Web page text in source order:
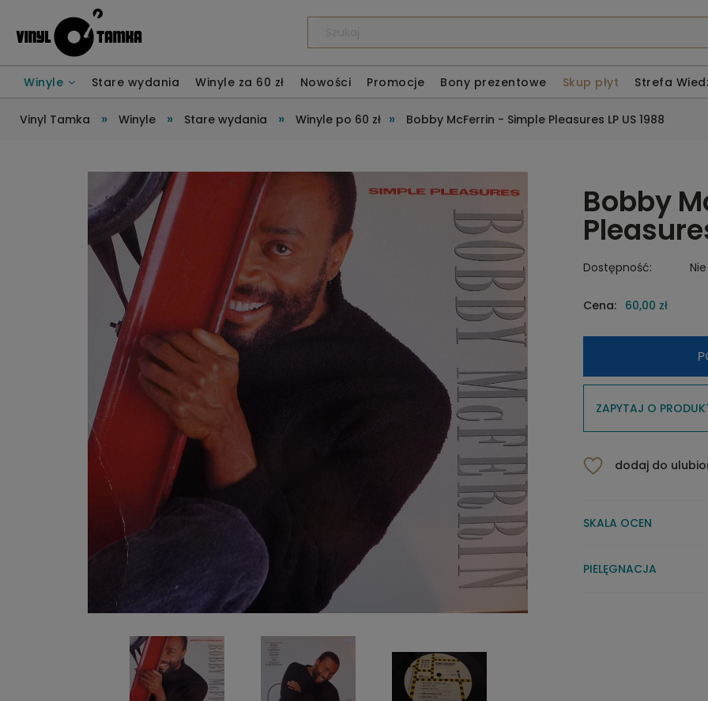
Winyle Stare wydania Winyle za 60 zł Nowości Promocje Bony prezentowe Skup płyt Strefa
Vinyl Tamka » Winyle » Stare wydania » Winyle po 60 zł » Bobby McFerrin - Simple Pleasures LP US 1988
Bobby
Dostępność: Nie
Cena: 60,00 zł
ZAPYTAJ O
dodaj do
SKALA OCEN
PIELĘGNACJA